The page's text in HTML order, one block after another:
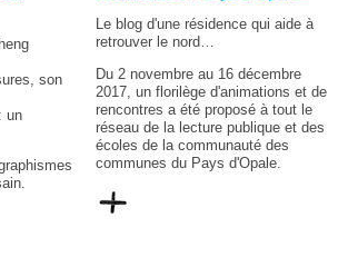
son
un
Le blog d'une résidence qui aide à
retrouver le nord…
Du 2 novembre au 16 décembre
2017, un florilège d'animations et de
rencontres a été proposé à tout le
réseau de la lecture publique et des
écoles de la communauté des
communes du Pays d'Opale.